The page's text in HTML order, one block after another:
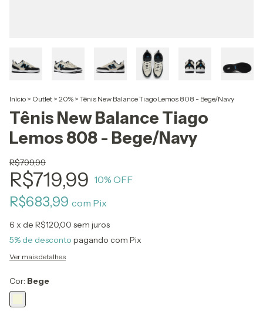
Início > Outlet > 20% > Tênis New Balance Tiago Lemos 808 - Bege/Navy
Tênis New Balance Tiago
Lemos 808 - Bege/Navy
R$799,99
R$719,99 10% OFF
R$683,99 com Pix
6 x de R$120,00 sem juros
5% de desconto pagando com Pix
Ver mais detalhes
Cor: Bege